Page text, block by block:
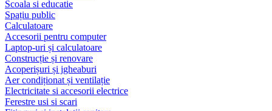
Scoala si educatie
Spațiu public
Calculatoare
Accesorii pentru computer
Laptop-uri și calculatoare
Construcție și renovare
Acoperișuri și jgheaburi
Aer condiționat și ventilație
Electricitate si accesorii electrice
Ferestre usi si scari